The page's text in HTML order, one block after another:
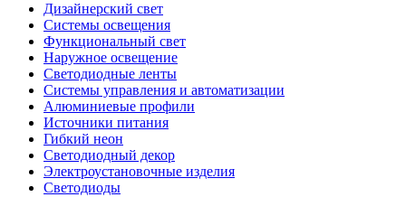
Дизайнерский свет
Системы освещения
Функциональный свет
Наружное освещение
Светодиодные ленты
Системы управления и автоматизации
Алюминиевые профили
Источники питания
Гибкий неон
Светодиодный декор
Электроустановочные изделия
Светодиоды